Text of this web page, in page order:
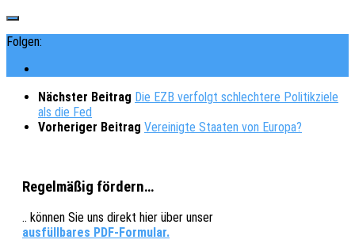
Folgen:
Nächster Beitrag Die EZB verfolgt schlechtere Politikziele
als die Fed
Vorheriger Beitrag Vereinigte Staaten von Europa?
Regelmäßig fördern…
.. können Sie uns direkt hier über unser
ausfüllbares PDF-Formular.